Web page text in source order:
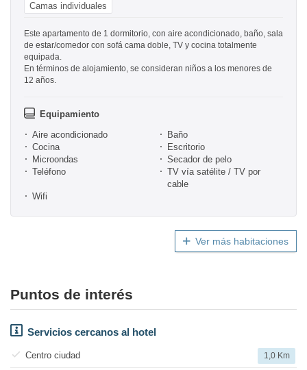
Camas individuales
Este apartamento de 1 dormitorio, con aire acondicionado, baño, sala
de estar/comedor con sofá cama doble, TV y cocina totalmente
equipada.
En términos de alojamiento, se consideran niños a los menores de
12 años.
Equipamiento
Aire acondicionado
Baño
Cocina
Escritorio
Microondas
Secador de pelo
Teléfono
TV vía satélite / TV por
cable
Wifi
Ver más habitaciones
Puntos de interés
Servicios cercanos al hotel
Centro ciudad 1,0 Km